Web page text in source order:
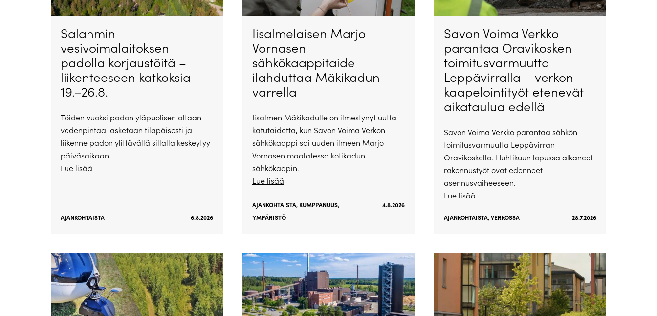
Salahmin
vesivoimalaitoksen
padolla korjaustöitä –
liikenteeseen katkoksia
19.–26.8.
Töiden vuoksi padon yläpuolisen altaan
vedenpintaa lasketaan tilapäisesti ja
liikenne padon ylittävällä sillalla keskeytyy
päiväsaikaan.
Lue lisää
AJANKOHTAISTA 6.8.2026
Iisalmelaisen Marjo
Vornasen
sähkökaappitaide
ilahduttaa Mäkikadun
varrella
Iisalmen Mäkikadulle on ilmestynyt uutta
katutaidetta, kun Savon Voima Verkon
sähkökaappi sai uuden ilmeen Marjo
Vornasen maalatessa kotikadun
sähkökaapin.
Lue lisää
AJANKOHTAISTA, KUMPPANUUS,
YMPÄRISTÖ
4.8.2026
Savon Voima Verkko
parantaa Oravikosken
toimitusvarmuutta
Leppävirralla – verkon
kaapelointityöt etenevät
aikataulua edellä
Savon Voima Verkko parantaa sähkön
toimitusvarmuutta Leppävirran
Oravikoskella. Huhtikuun lopussa alkaneet
rakennustyöt ovat edenneet
asennusvaiheeseen.
Lue lisää
AJANKOHTAISTA,VERKOSSA 28.7.2026